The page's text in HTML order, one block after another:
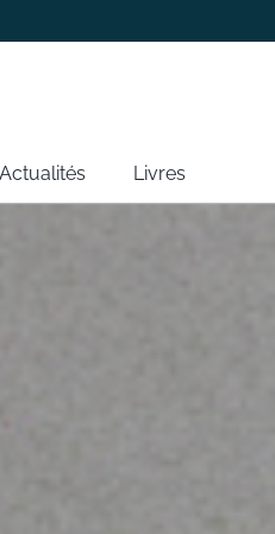
Actualités Livres